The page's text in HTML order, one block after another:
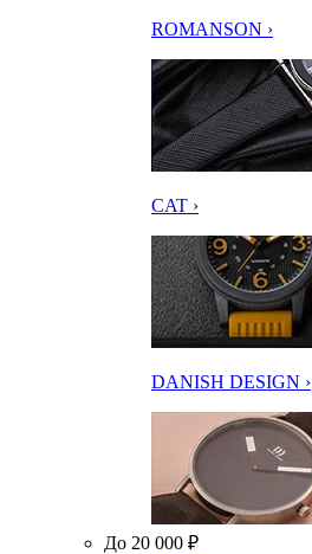
ROMANSON ›
CAT ›
DANISH DESIGN ›
До 20 000 ₽